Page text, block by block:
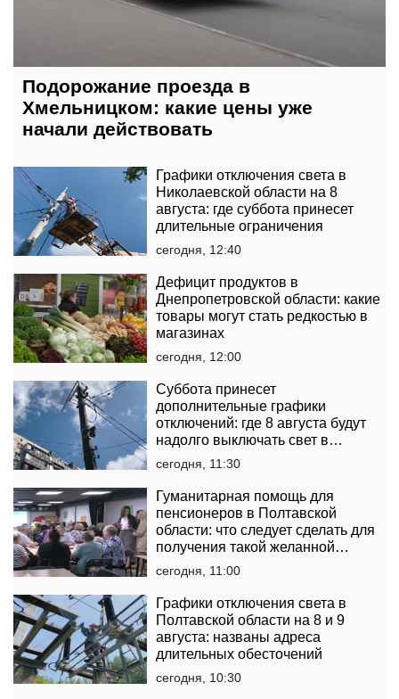
Подорожание проезда в
Хмельницком: какие цены уже
начали действовать
Графики отключения света в
Николаевской области на 8
августа: где суббота принесет
длительные ограничения
сегодня, 12:40
Дефицит продуктов в
Днепропетровской области: какие
товары могут стать редкостью в
магазинах
сегодня, 12:00
Суббота принесет
дополнительные графики
отключений: где 8 августа будут
надолго выключать свет в
Черкасской области
сегодня, 11:30
Гуманитарная помощь для
пенсионеров в Полтавской
области: что следует сделать для
получения такой желанной
поддержки
сегодня, 11:00
Графики отключения света в
Полтавской области на 8 и 9
августа: названы адреса
длительных обесточений
сегодня, 10:30